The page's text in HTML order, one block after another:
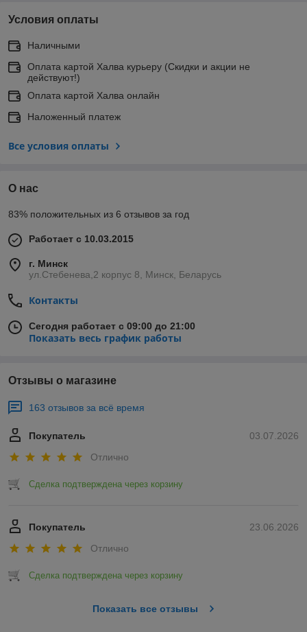
Условия оплаты
Наличными
Оплата картой Халва курьеру (Скидки и акции не
действуют!)
Оплата картой Халва онлайн
Наложенный платеж
Все условия оплаты
О нас
83% положительных из 6 отзывов за год
Работает с 10.03.2015
г. Минск
ул.Стебенева,2 корпус 8, Минск, Беларусь
Контакты
Сегодня работает с 09:00 до 21:00
Показать весь график работы
Отзывы о магазине
163 отзывов за всё время
03.07.2026
Покупатель
Отлично
Сделка подтверждена через корзину
23.06.2026
Покупатель
Отлично
Сделка подтверждена через корзину
Показать все отзывы